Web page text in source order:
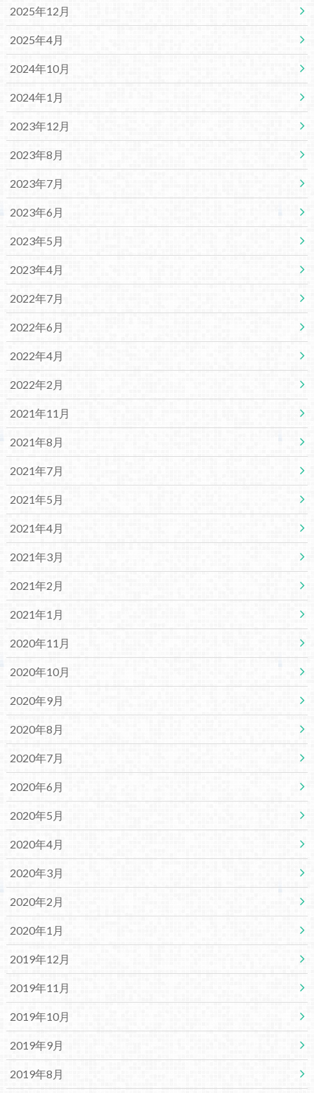
2025年12月
2025年4月
2024年10月
2024年1月
2023年12月
2023年8月
2023年7月
2023年6月
2023年5月
2023年4月
2022年7月
2022年6月
2022年4月
2022年2月
2021年11月
2021年8月
2021年7月
2021年5月
2021年4月
2021年3月
2021年2月
2021年1月
2020年11月
2020年10月
2020年9月
2020年8月
2020年7月
2020年6月
2020年5月
2020年4月
2020年3月
2020年2月
2020年1月
2019年12月
2019年11月
2019年10月
2019年9月
2019年8月